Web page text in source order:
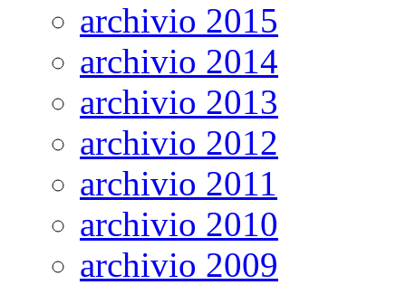
archivio 2015
archivio 2014
archivio 2013
archivio 2012
archivio 2011
archivio 2010
archivio 2009